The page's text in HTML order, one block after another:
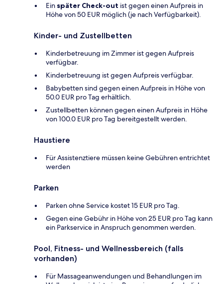
Ein später Check-out ist gegen einen Aufpreis in
Höhe von 50 EUR möglich (je nach Verfügbarkeit).
Kinder- und Zustellbetten
Kinderbetreuung im Zimmer ist gegen Aufpreis
verfügbar.
Kinderbetreuung ist gegen Aufpreis verfügbar.
Babybetten sind gegen einen Aufpreis in Höhe von
50.0 EUR pro Tag erhältlich.
Zustellbetten können gegen einen Aufpreis in Höhe
von 100.0 EUR pro Tag bereitgestellt werden.
Haustiere
Für Assistenztiere müssen keine Gebühren entrichtet
werden
Parken
Parken ohne Service kostet 15 EUR pro Tag.
Gegen eine Gebühr in Höhe von 25 EUR pro Tag kann
ein Parkservice in Anspruch genommen werden.
Pool, Fitness- und Wellnessbereich (falls
vorhanden)
Für Massageanwendungen und Behandlungen im